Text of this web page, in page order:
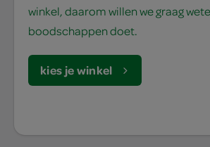
winkel, daarom willen we graag
boodschappen doet.
kies je winkel